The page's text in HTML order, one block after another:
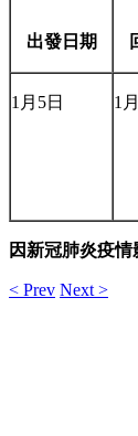
出發日期
1月5日 1
因新冠肺炎疫
< Prev Next >